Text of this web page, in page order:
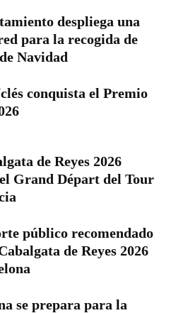
despliega una
para la recogida de
Navidad
conquista el Premio
de Reyes 2026
Grand Départ del Tour
público recomendado
de Reyes 2026
se prepara para la